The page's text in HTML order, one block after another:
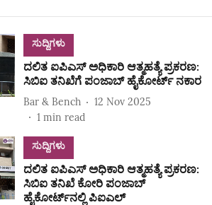
ಸುದ್ದಿಗಳು
ದಲಿತ ಐಪಿಎಸ್ ಅಧಿಕಾರಿ ಆತ್ಮಹತ್ಯೆ ಪ್ರಕರಣ:
ಸಿಬಿಐ ತನಿಖೆಗೆ ಪಂಜಾಬ್ ಹೈಕೋರ್ಟ್ ನಕಾರ
Bar & Bench
12 Nov 2025
1 min read
ಸುದ್ದಿಗಳು
ದಲಿತ ಐಪಿಎಸ್ ಅಧಿಕಾರಿ ಆತ್ಮಹತ್ಯೆ ಪ್ರಕರಣ:
ಸಿಬಿಐ ತನಿಖೆ ಕೋರಿ ಪಂಜಾಬ್
ಹೈಕೋರ್ಟ್‌ನಲ್ಲಿ ಪಿಐಎಲ್